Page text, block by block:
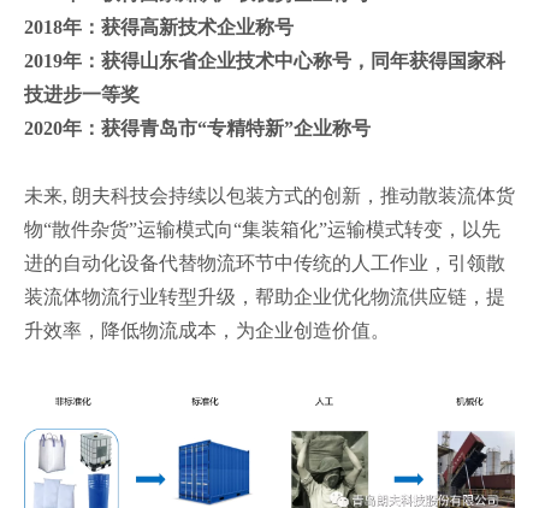
2018年：获得高新技术企业称号
2019年：获得山东省企业技术中心称号，同年获得国家科
技进步一等奖
2020年：获得青岛市“专精特新”企业称号
未来, 朗夫科技会持续以包装方式的创新，推动散装流体货
物“散件杂货”运输模式向“集装箱化”运输模式转变，以先
进的自动化设备代替物流环节中传统的人工作业，引领散
装流体物流行业转型升级，帮助企业优化物流供应链，提
升效率，降低物流成本，为企业创造价值。